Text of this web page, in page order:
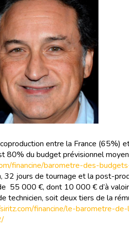
entre la France (65%)
80% du budget prévisionnel
financine/barometre-des-
32 jours de tournage et la post-
55 000 €, dont 10 000 € d’à
technicien, soit deux tiers de la
financine/le-barometre-